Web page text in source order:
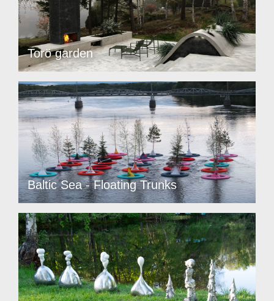
Torö garden
Baltic Sea - Floating Trunks